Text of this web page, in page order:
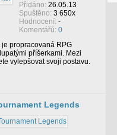
Přidáno: 26.05.13
Spuštěno: 3 650x
Hodnocení: -
Komentářů: 0
je propracovaná RPG
příšerkami. Mezi
vylepšovat svoji postavu.
Legends